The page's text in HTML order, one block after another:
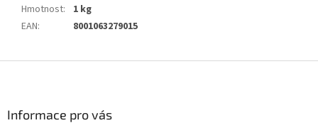
Hmotnost:
1 kg
EAN: 8001063279015
Informace pro vás